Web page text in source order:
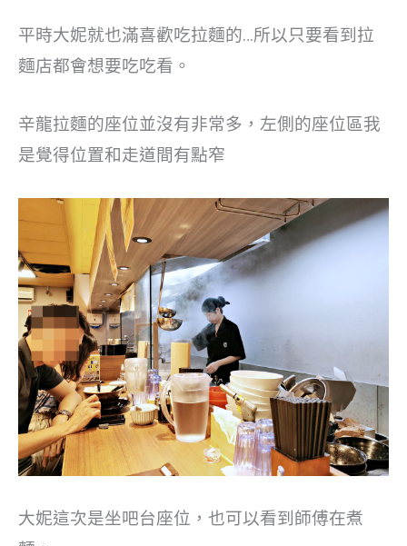
平時大妮就也滿喜歡吃拉麵的…所以只要看到拉
麵店都會想要吃吃看。
辛龍拉麵的座位並沒有非常多，左側的座位區我
是覺得位置和走道間有點窄
大妮這次是坐吧台座位，也可以看到師傅在煮